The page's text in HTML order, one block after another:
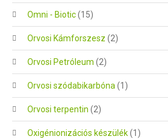
Omni - Biotic(15)
Orvosi Kámforszesz (2)
Orvosi Petróleum (2)
Orvosi szódabikarbóna(1)
Orvosi terpentin (2)
Oxigénionizációs készülék(1)